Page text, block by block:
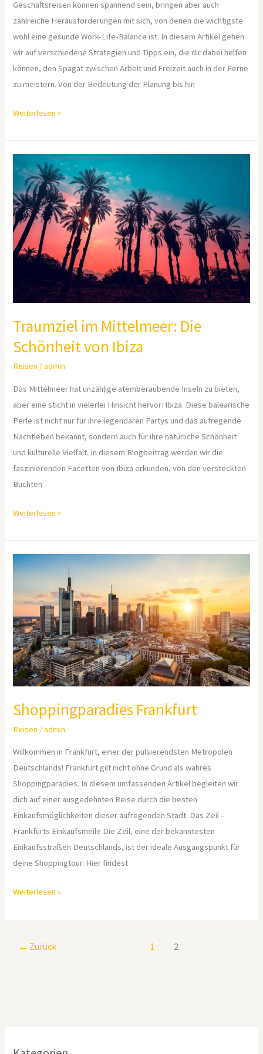
Geschäftsreisen können spannend sein, bringen aber auch
zahlreiche Herausforderungen mit sich, von denen die wichtigste
wohl eine gesunde Work-Life-Balance ist. In diesem Artikel gehen
wir auf verschiedene Strategien und Tipps ein, die dir dabei helfen
können, den Spagat zwischen Arbeit und Freizeit auch in der Ferne
zu meistern. Von der Bedeutung der Planung bis hin
Weiterlesen »
Traumziel im Mittelmeer: Die
Schönheit von Ibiza
Reisen /admin
Das Mittelmeer hat unzählige atemberaubende Inseln zu bieten,
aber eine sticht in vielerlei Hinsicht hervor: Ibiza. Diese balearische
Perle ist nicht nur für ihre legendären Partys und das aufregende
Nachtleben bekannt, sondern auch für ihre natürliche Schönheit
und kulturelle Vielfalt. In diesem Blogbeitrag werden wir die
faszinierenden Facetten von Ibiza erkunden, von den versteckten
Buchten
Traumziel
im
Mittelmeer:
Die
Schönheit
von
Ibiza
Weiterlesen »
Shoppingparadies Frankfurt
Reisen /admin
Willkommen in Frankfurt, einer der pulsierendsten Metropolen
Deutschlands! Frankfurt gilt nicht ohne Grund als wahres
Shoppingparadies. In diesem umfassenden Artikel begleiten wir
dich auf einer ausgedehnten Reise durch die besten
Einkaufsmöglichkeiten dieser aufregenden Stadt. Das Zeil –
Frankfurts Einkaufsmeile Die Zeil, eine der bekanntesten
Einkaufsstraßen Deutschlands, ist der ideale Ausgangspunkt für
deine Shoppingtour. Hier findest
Shoppingparadies
Frankfurt
Weiterlesen »
← Zurück 1 2